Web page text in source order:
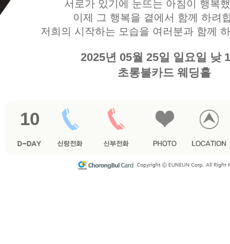
서로가 있기에 눈뜨는 아침이 행복
이제 그 행복을 곁에서 함께 하려
저희의 시작하는 모습을 여러분과 함께
2025년 05월 25일 일요일 낮
초롱불카드 웨딩홀
10